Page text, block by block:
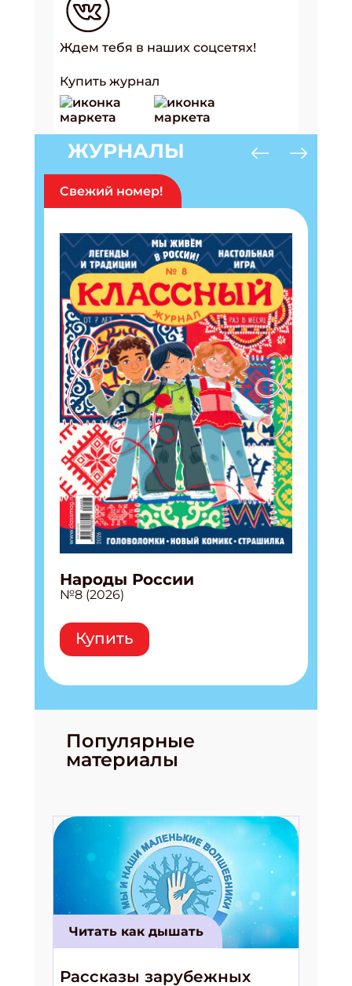
Ждем тебя в наших соцсетях!
Купить журнал
ЖУРНАЛЫ
Свежий номер!
Народы России
№8 (2026)
Купить
Популярные
материалы
Читать как дышать
Рассказы зарубежных